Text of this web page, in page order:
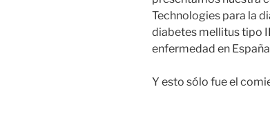
Technologies para la
diabetes mellitus tipo
enfermedad en
Y esto sólo fue el